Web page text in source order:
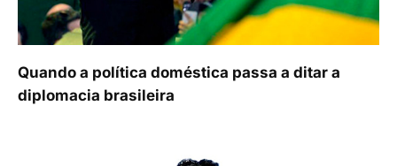
Quando a política doméstica passa a ditar a
diplomacia brasileira